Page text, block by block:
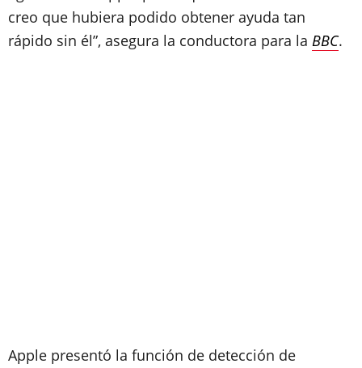
creo que hubiera podido obtener ayuda tan
rápido sin él”, asegura la conductora para la BBC.
Apple presentó la función de detección de